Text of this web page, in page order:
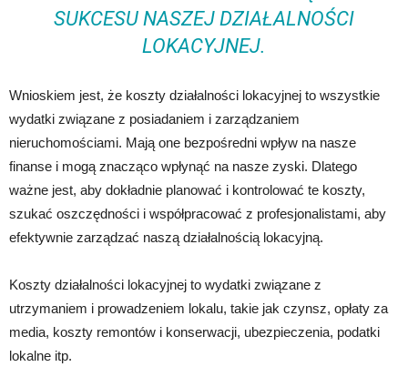
SUKCESU NASZEJ DZIAŁALNOŚCI
LOKACYJNEJ.
Wnioskiem jest, że koszty działalności lokacyjnej to wszystkie
wydatki związane z posiadaniem i zarządzaniem
nieruchomościami. Mają one bezpośredni wpływ na nasze
finanse i mogą znacząco wpłynąć na nasze zyski. Dlatego
ważne jest, aby dokładnie planować i kontrolować te koszty,
szukać oszczędności i współpracować z profesjonalistami, aby
efektywnie zarządzać naszą działalnością lokacyjną.
Koszty działalności lokacyjnej to wydatki związane z
utrzymaniem i prowadzeniem lokalu, takie jak czynsz, opłaty za
media, koszty remontów i konserwacji, ubezpieczenia, podatki
lokalne itp.